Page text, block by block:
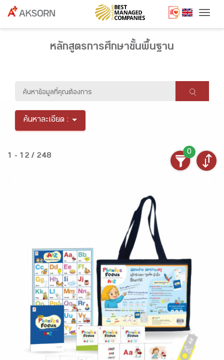
หลักสูตรการศึกษาขั้นพื้นฐาน
ค้นหาละเอียด :
1 - 12 / 248
0